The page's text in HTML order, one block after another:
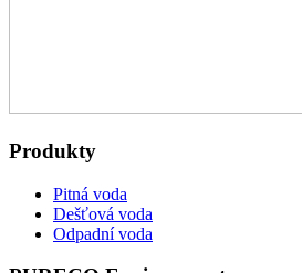
Produkty
Pitná voda
Dešťová voda
Odpadní voda